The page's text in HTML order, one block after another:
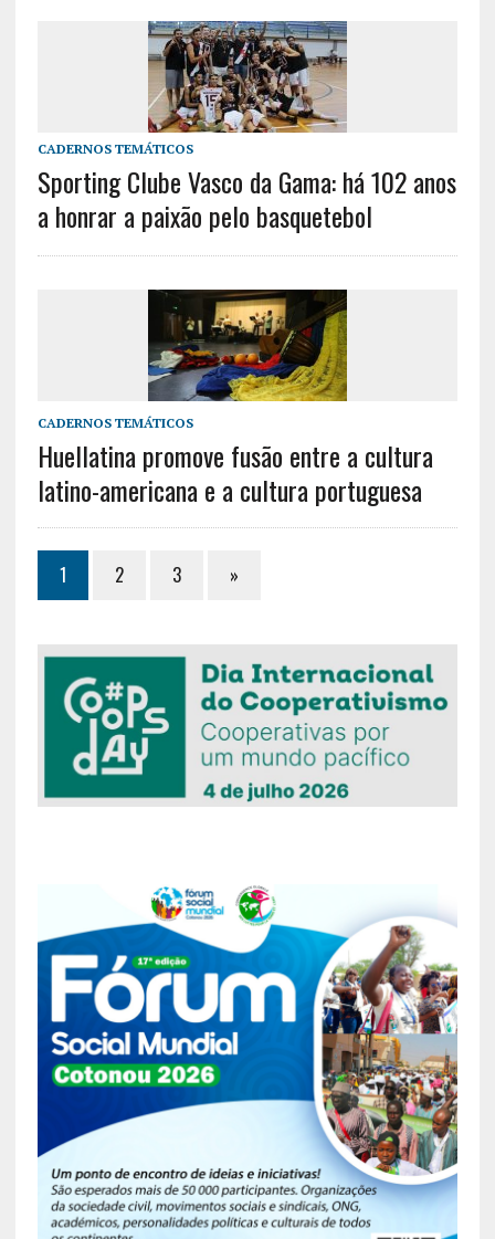
CADERNOS TEMÁTICOS
Sporting Clube Vasco da Gama: há 102 anos
a honrar a paixão pelo basquetebol
CADERNOS TEMÁTICOS
Huellatina promove fusão entre a cultura
latino-americana e a cultura portuguesa
1 2 3 »